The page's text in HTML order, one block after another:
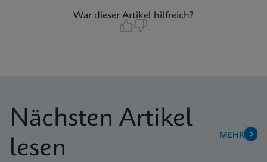
War dieser Artikel hilfreich?
Nächsten Artikel
lesen
MEHR